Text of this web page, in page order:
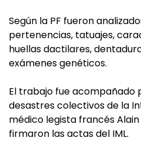
Según la PF fueron
pertenencias, tatuajes,
huellas dactilares,
exámenes genéticos.
El trabajo fue acompañado
desastres colectivos de la
médico legista francés Alain
firmaron las actas del IML.